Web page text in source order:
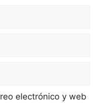
electrónico y web